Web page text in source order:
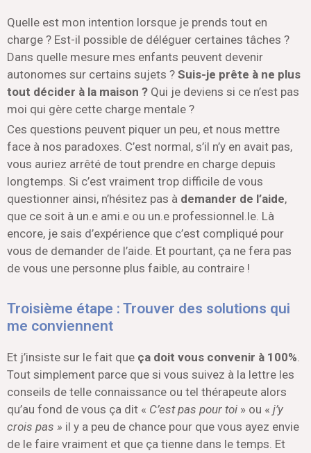
Quelle est mon intention lorsque je prends tout en
charge ? Est-il possible de déléguer certaines tâches ?
Dans quelle mesure mes enfants peuvent devenir
autonomes sur certains sujets ? Suis-je prête à ne plus
tout décider à la maison ? Qui je deviens si ce n’est pas
moi qui gère cette charge mentale ?
Ces questions peuvent piquer un peu, et nous mettre
face à nos paradoxes. C’est normal, s’il n’y en avait pas,
vous auriez arrêté de tout prendre en charge depuis
longtemps. Si c’est vraiment trop difficile de vous
questionner ainsi, n’hésitez pas à demander de l’aide,
que ce soit à un.e ami.e ou un.e professionnel.le. Là
encore, je sais d’expérience que c’est compliqué pour
vous de demander de l’aide. Et pourtant, ça ne fera pas
de vous une personne plus faible, au contraire !
Troisième étape : Trouver des solutions qui
me conviennent
Et j’insiste sur le fait que ça doit vous convenir à 100%
Tout simplement parce que si vous suivez à la lettre les
conseils de telle connaissance ou tel thérapeute alors
qu’au fond de vous ça dit « C’est pas pour toi » ou « j’y
crois pas » il y a peu de chance pour que vous ayez envie
de le faire vraiment et que ça tienne dans le temps. Et